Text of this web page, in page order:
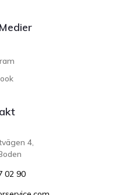
4,
02 90